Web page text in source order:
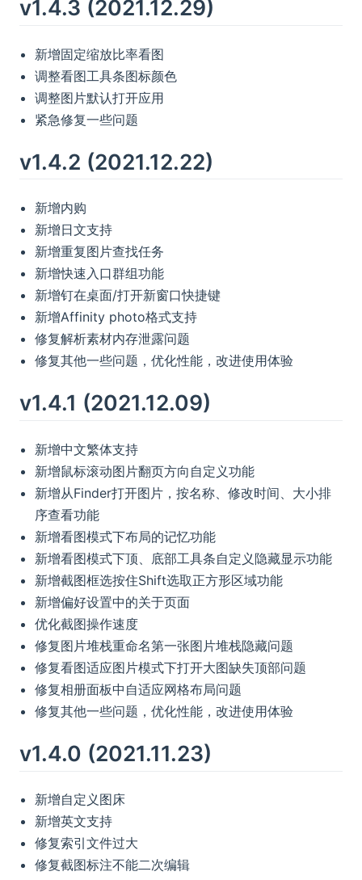
v1.4.3 (2021.12.29)
新增固定缩放比率看图
调整看图工具条图标颜色
调整图片默认打开应用
紧急修复一些问题
v1.4.2 (2021.12.22)
新增内购
新增日文支持
新增重复图片查找任务
新增快速入口群组功能
新增钉在桌面/打开新窗口快捷键
新增Affinity photo格式支持
修复解析素材内存泄露问题
修复其他一些问题，优化性能，改进使用体验
v1.4.1 (2021.12.09)
新增中文繁体支持
新增鼠标滚动图片翻页方向自定义功能
新增从Finder打开图片，按名称、修改时间、大小排
序查看功能
新增看图模式下布局的记忆功能
新增看图模式下顶、底部工具条自定义隐藏显示功能
新增截图框选按住Shift选取正方形区域功能
新增偏好设置中的关于页面
优化截图操作速度
修复图片堆栈重命名第一张图片堆栈隐藏问题
修复看图适应图片模式下打开大图缺失顶部问题
修复相册面板中自适应网格布局问题
修复其他一些问题，优化性能，改进使用体验
v1.4.0 (2021.11.23)
新增自定义图床
新增英文支持
修复索引文件过大
修复截图标注不能二次编辑